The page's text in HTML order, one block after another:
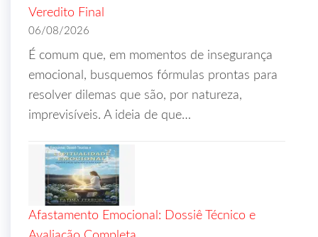
Veredito Final
06/08/2026
É comum que, em momentos de insegurança
emocional, busquemos fórmulas prontas para
resolver dilemas que são, por natureza,
imprevisíveis. A ideia de que…
Afastamento Emocional: Dossiê Técnico e